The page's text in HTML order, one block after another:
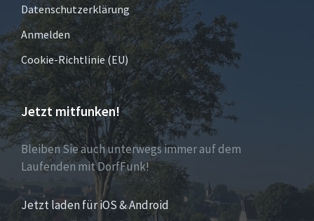
Datenschutzerklärung
Anmelden
Cookie-Richtlinie (EU)
Jetzt mitfunken!
Bleiben Sie auch unterwegs immer auf dem
Laufenden mit DorfFunk!
Jetzt laden für iOS & Android